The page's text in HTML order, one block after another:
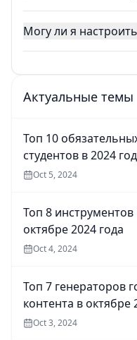
Могу ли я
Актуальные темы
Топ 10
студентов в 2024
Oct 5, 2024
Топ 8
октябре 2024 года
Oct 4, 2024
Топ 7 генераторов
контента в октябре
Oct 3, 2024